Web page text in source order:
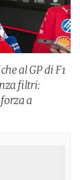
al GP di F1
filtri:
a